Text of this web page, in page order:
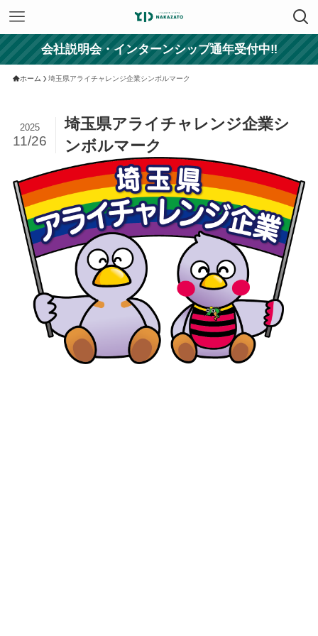
会社説明会・インターンシップ通年受付中‼
ホーム 埼玉県アライチャレンジ企業シンボルマーク
埼玉県アライチャレンジ企業シ
ンボルマーク
2025
11/26